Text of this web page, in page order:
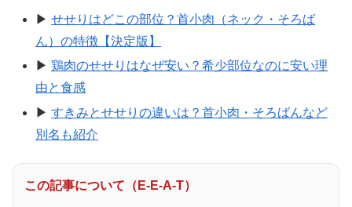
▶せせりはどこの部位？首小肉（ネック・そろば
ん）の特徴【決定版】
▶鶏肉のせせりはなぜ安い？希少部位なのに安い理
由と食感
▶すきみとせせりの違いは？首小肉・そろばんなど
別名も紹介
この記事について（E-E-A-T）